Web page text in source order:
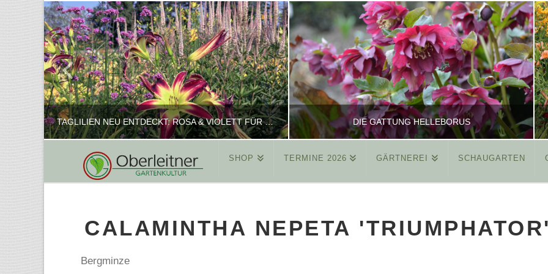
TAGLILIEN NEU ENTDECKT: ROSA & VIOLETT FÜR ROMANTISCHE PFLANZKOMBINATIONEN
REINHARD
FEBRUAR 16, 2025
DIE GATTUNG HELLEBORUS
REINHARD
MÄRZ 26, 2015
SHOP TERMINE 2026 GÄRTNEREI SCHAUGARTEN
CALAMINTHA NEPETA 'TRIUMPHATOR'
Bergminze